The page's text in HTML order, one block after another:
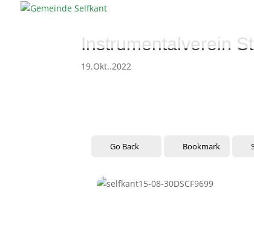
Instrumentalverein
19.Okt..2022
Go Back Bookmark